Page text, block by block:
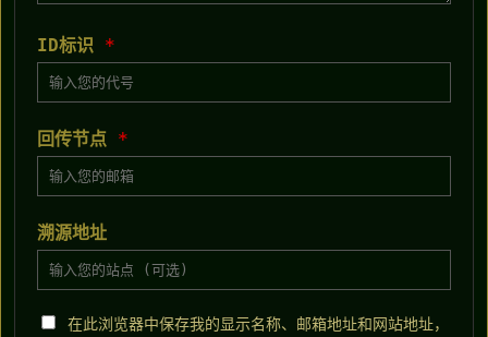
ID标识 *
回传节点 *
溯源地址
在此浏览器中保存我的显示名称、邮箱地址和网站地址，